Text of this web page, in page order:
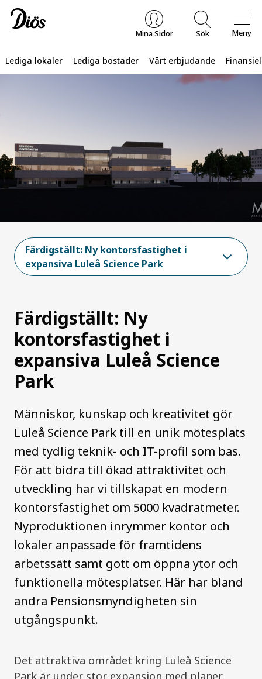
Mina Sidor Sök Meny
Lediga lokaler Lediga bostäder Vårt erbjudande
Färdigställt: Ny kontorsfastighet i
expansiva Luleå Science Park
Färdigställt: Ny
kontorsfastighet i
expansiva Luleå Science
Park
Människor, kunskap och kreativitet gör
Luleå Science Park till en unik mötesplats
med tydlig teknik- och IT-profil som bas.
För att bidra till ökad attraktivitet och
utveckling har vi tillskapat en modern
kontorsfastighet om 5000 kvadratmeter.
Nyproduktionen inrymmer kontor och
lokaler anpassade för framtidens
arbetssätt samt gott om öppna ytor och
funktionella mötesplatser. Här har bland
andra Pensionsmyndigheten sin
utgångspunkt.
Det attraktiva området kring Luleå Science
Park är under stor expansion med planer